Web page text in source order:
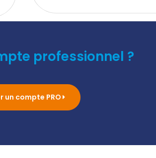
professionnel ?
un compte PRO